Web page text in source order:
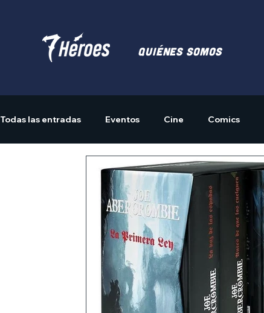
Quiénes somos
Todas las entradas Eventos Cine Comics
Merchandising